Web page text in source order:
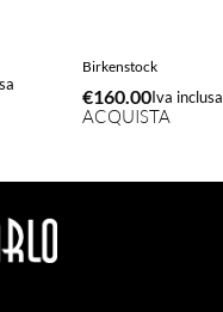
Birkenstock
€160.00Iva inclusa
ACQUISTA